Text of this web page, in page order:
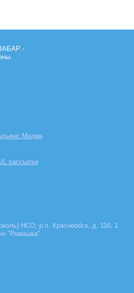
-
Медиа
рассылки
НСО, р.п. Краснообск, д. 116, 1
"Ромашка"